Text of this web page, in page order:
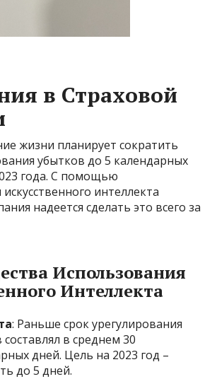
в Страховой
жизни планирует сократить
убытков до 5 календарных
года. С помощью
интеллекта
надеется сделать это всего за
Использования
Интеллекта
: Раньше срок урегулирования
в среднем 30
дней. Цель на 2023 год –
до 5 дней.